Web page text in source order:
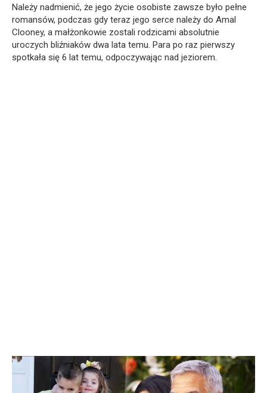
Należy nadmienić, że jego życie osobiste zawsze było pełne
romansów, podczas gdy teraz jego serce należy do Amal
Clooney, a małżonkowie zostali rodzicami absolutnie
uroczych bliźniaków dwa lata temu. Para po raz pierwszy
spotkała się 6 lat temu, odpoczywając nad jeziorem.